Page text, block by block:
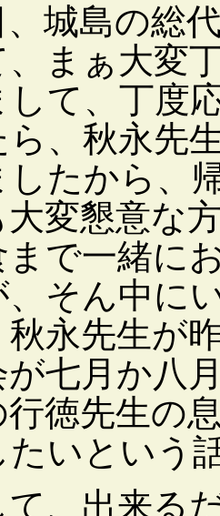
城島の総
、まぁ大変
して、丁度
ら、秋永先
したから、
大変懇意な
まで一緒に
、そん中に
秋永先生が
が七月か八
行徳先生の
たいという
、出来る